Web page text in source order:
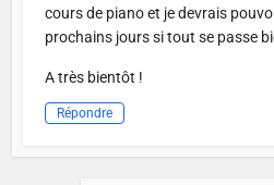
cours de piano et je devrais
prochains jours si tout se passe
A très bientôt !
Répondre